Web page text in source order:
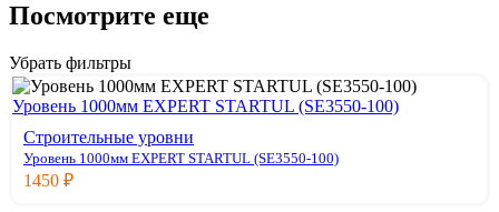
Посмотрите еще
Убрать фильтры
Уровень 1000мм EXPERT STARTUL (SE3550-100)
Строительные уровни
Уровень 1000мм EXPERT STARTUL (SE3550-100)
1450 ₽